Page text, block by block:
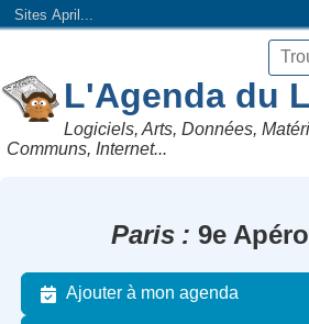
Sites April...
L'Agenda du
Logiciels, Arts, Données,
Communs, Internet...
Paris 9e
Ajouter à mon agenda